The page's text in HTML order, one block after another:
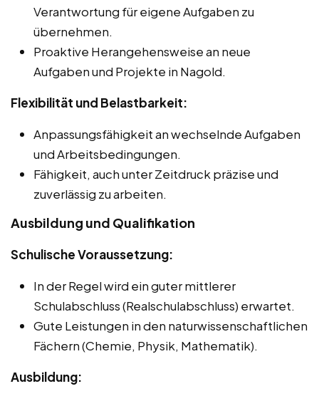
Verantwortung für eigene Aufgaben zu
übernehmen.
Proaktive Herangehensweise an neue
Aufgaben und Projekte in Nagold.
Flexibilität und Belastbarkeit:
Anpassungsfähigkeit an wechselnde Aufgaben
und Arbeitsbedingungen.
Fähigkeit, auch unter Zeitdruck präzise und
zuverlässig zu arbeiten.
Ausbildung und Qualifikation
Schulische Voraussetzung:
In der Regel wird ein guter mittlerer
Schulabschluss (Realschulabschluss) erwartet.
Gute Leistungen in den naturwissenschaftlichen
Fächern (Chemie, Physik, Mathematik).
Ausbildung: